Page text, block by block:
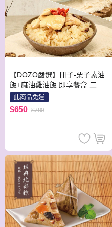
【DOZO嚴選】冊子-栗子素油
飯+麻油雞油飯 即享餐盒 二入
組此商品免運
$650 $780